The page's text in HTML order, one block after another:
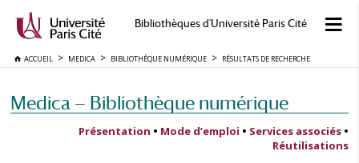
Bibliothèques d'Université Paris Cité
ACCUEIL MEDICA BIBLIOTHÈQUE NUMÉRIQUE RÉSULTATS DE RECHERCHE
Medica — Bibliothèque numérique
Présentation • Mode d’emploi • Services associés •
Réutilisations